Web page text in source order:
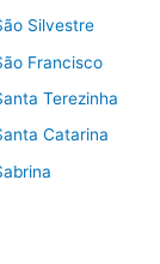
Silvestre
Francisco
Terezinha
Catarina